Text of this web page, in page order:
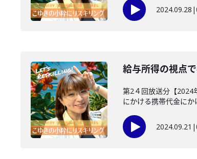
2024.09.28 |
給与所得の視点
第2４回放送分【2024
にかける携帯代金に
2024.09.21 |